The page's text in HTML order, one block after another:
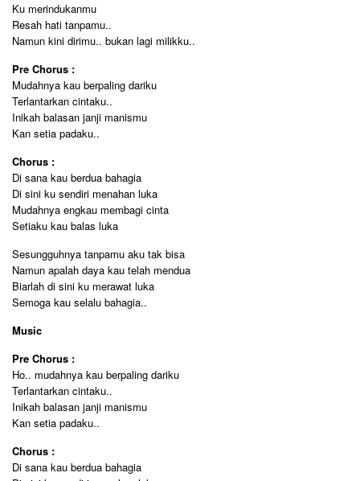
Ku merindukanmu
Resah hati tanpamu..
Namun kini dirimu.. bukan lagi milikku..
Pre Chorus :
Mudahnya kau berpaling dariku
Terlantarkan cintaku..
Inikah balasan janji manismu
Kan setia padaku..
Chorus :
Di sana kau berdua bahagia
Di sini ku sendiri menahan luka
Mudahnya engkau membagi cinta
Setiaku kau balas luka
Sesungguhnya tanpamu aku tak bisa
Namun apalah daya kau telah mendua
Biarlah di sini ku merawat luka
Semoga kau selalu bahagia..
Music
Pre Chorus :
Ho.. mudahnya kau berpaling dariku
Terlantarkan cintaku..
Inikah balasan janji manismu
Kan setia padaku..
Chorus :
Di sana kau berdua bahagia